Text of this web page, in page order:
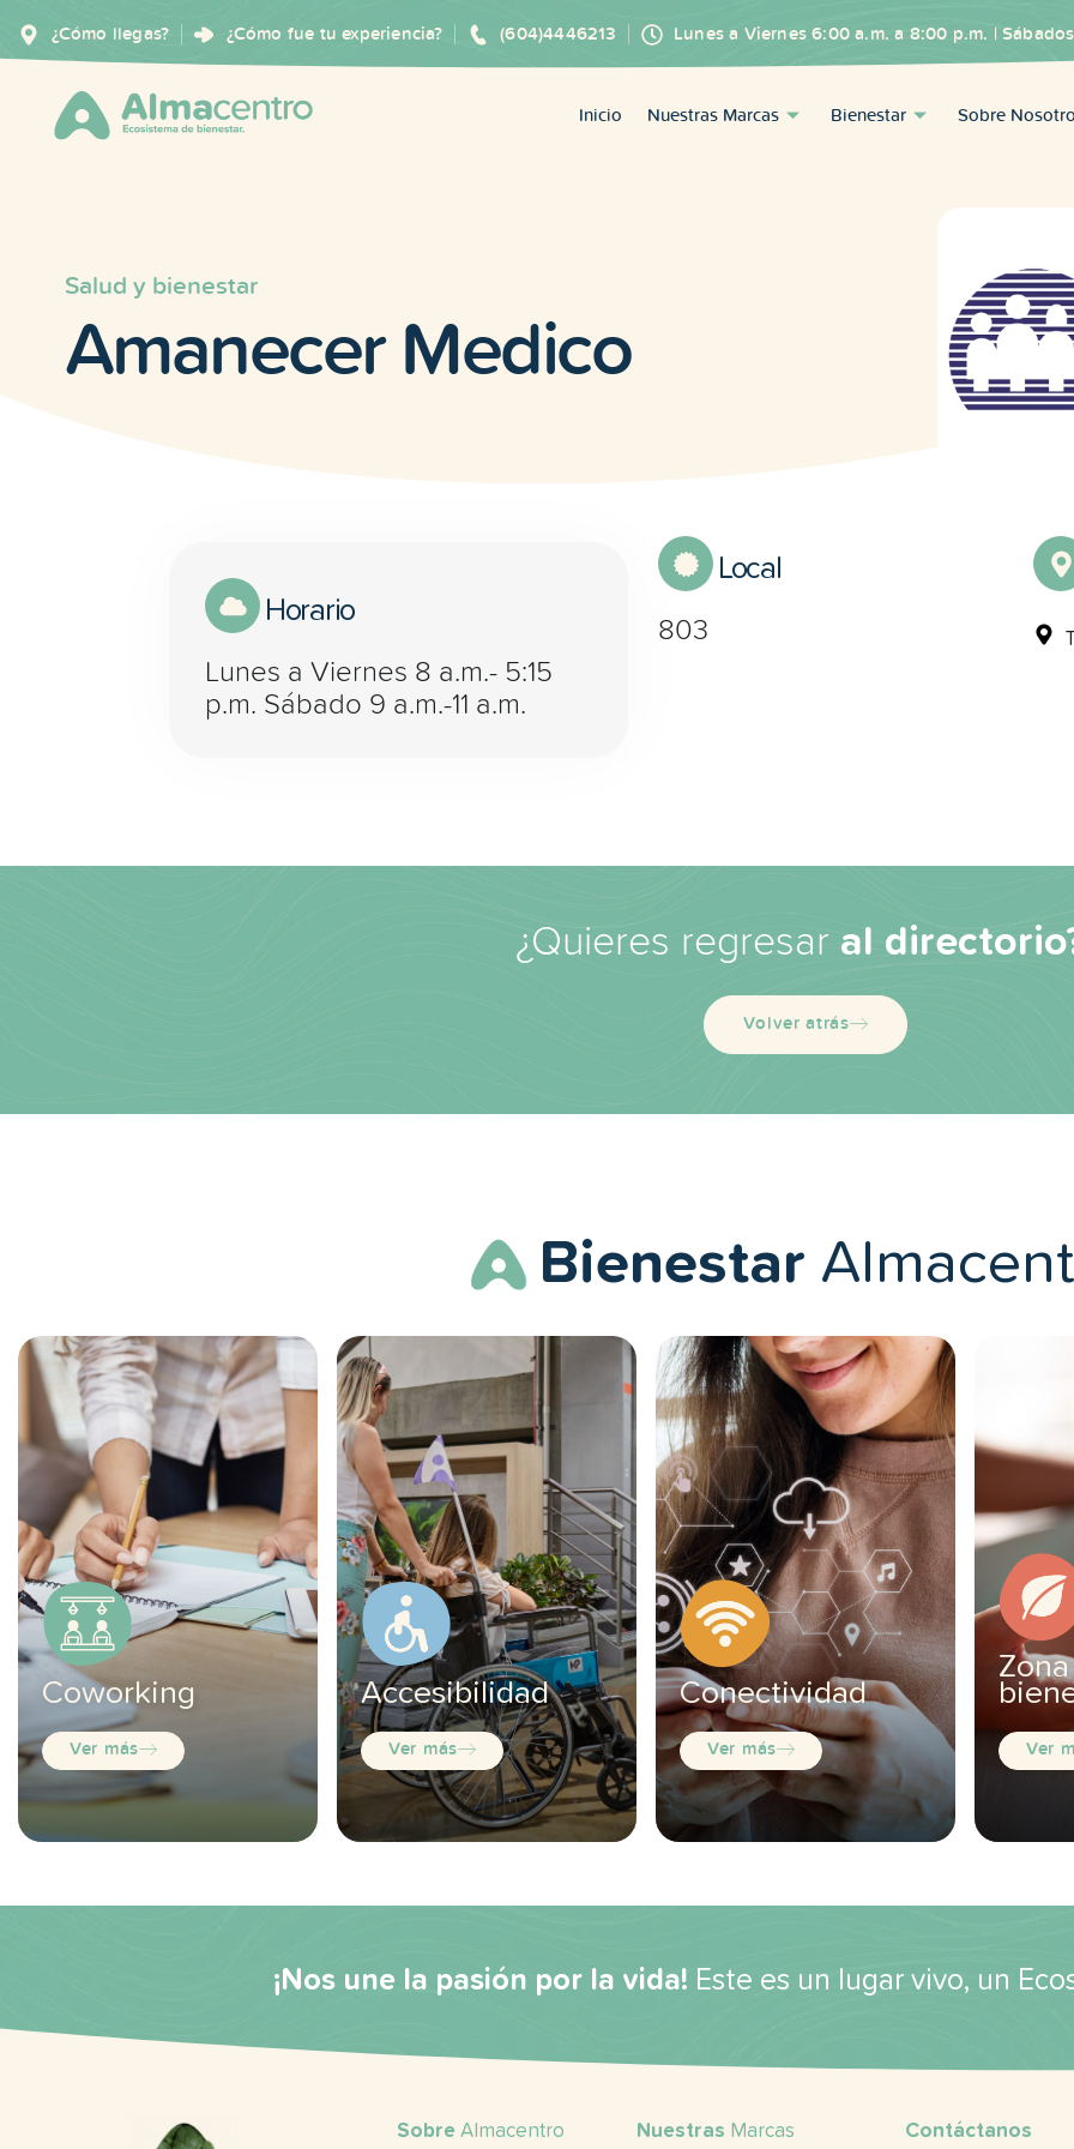
¿Cómo llegas? ¿Cómo fue tu experiencia? (604)4446213 Lunes a Viernes 6:00 a.m. a 8:00 p.m. |
Inicio Nuestras Marcas Bienestar Sobre
Salud y bienestar
Amanecer Medico
Horario
Lunes a Viernes 8 a.m.- 5:15
p.m. Sábado 9 a.m.-11 a.m.
Local
803
¿Quieres regresar al
Volver atrás
Bienestar
Coworking
Ver más
Accesibilidad
Ver más
Conectividad
Ver más Ver
¡Nos une la pasión por la vida! Este es un lugar vivo, un
Sobre Almacentro Nuestras Marcas Contáctanos